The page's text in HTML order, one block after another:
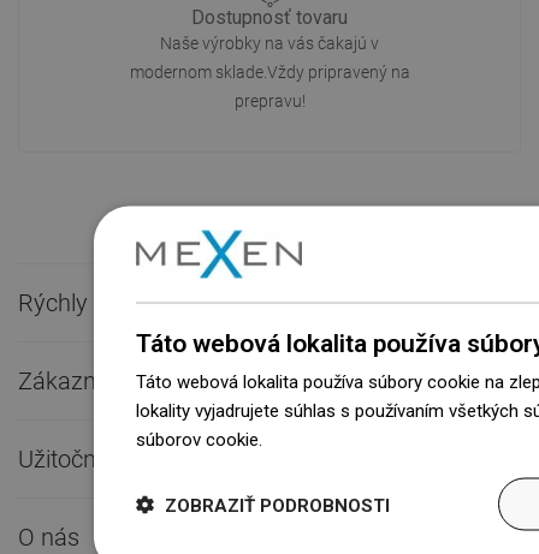
Dostupnosť tovaru
Naše výrobky na vás čakajú v
modernom sklade.Vždy pripravený na
prepravu!
Rýchly kontakt 
Zákaznícky servis 
Užitočné odkazy
O nás 
Táto webová lokalita používa
Táto webová lokalita používa súbory cookie na
lokality vyjadrujete súhlas s používaním všetkých
súborov cookie.
ZOBRAZIŤ PODROBNOSTI